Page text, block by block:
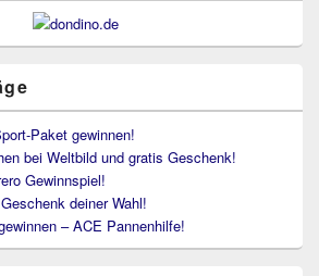
Paket gewinnen!
bei Weltbild und gratis Geschenk!
Gewinnspiel!
deiner Wahl!
– ACE Pannenhilfe!